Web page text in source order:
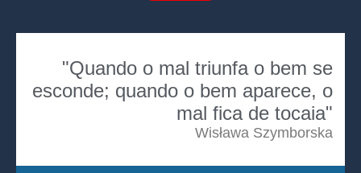
"Quando o mal triunfa o bem se
esconde; quando o bem aparece, o
mal fica de tocaia"
Wisława Szymborska